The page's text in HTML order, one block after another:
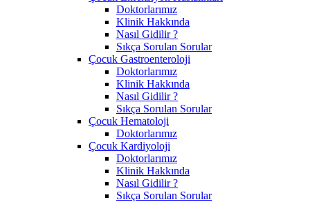
Doktorlarımız
Klinik Hakkında
Nasıl Gidilir ?
Sıkça Sorulan Sorular
Çocuk Gastroenteroloji
Doktorlarımız
Klinik Hakkında
Nasıl Gidilir ?
Sıkça Sorulan Sorular
Çocuk Hematoloji
Doktorlarımız
Çocuk Kardiyoloji
Doktorlarımız
Klinik Hakkında
Nasıl Gidilir ?
Sıkça Sorulan Sorular